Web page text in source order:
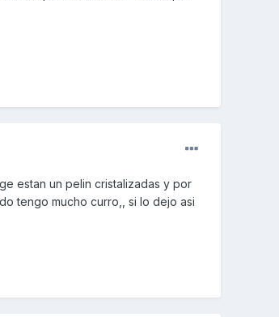
estan un pelin cristalizadas y por
tengo mucho curro,, si lo dejo asi